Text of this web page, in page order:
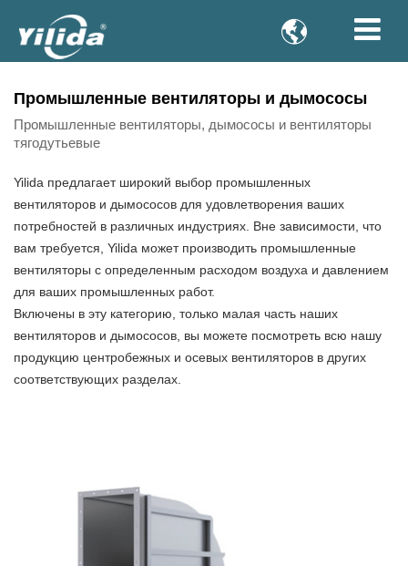

Промышленные вентиляторы и дымососы
Промышленные вентиляторы, дымососы и вентиляторы
тягодутьевые
Yilida предлагает широкий выбор промышленных
вентиляторов и дымососов для удовлетворения ваших
потребностей в различных индустриях. Вне зависимости, что
вам требуется, Yilida может производить промышленные
вентиляторы с определенным расходом воздуха и давлением
для ваших промышленных работ.
Включены в эту категорию, только малая часть наших
вентиляторов и дымососов, вы можете посмотреть всю нашу
продукцию центробежных и осевых вентиляторов в других
соответствующих разделах.